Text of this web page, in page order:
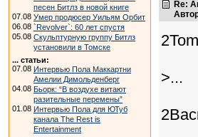
песен Битлз в новой книге
07.08 Умер продюсер Уильям Орбит
06.08 `Revolver`: 60 лет спустя
05.08 Скульптурную группу Битлз
установили в Томске
... статьи:
07.08 Интервью Пола Маккартни
Амелии Димольденберг
04.08 Бьорк: “В воздухе витают
разительные перемены”
01.08 Интервью Пола для ЮТуб
канала The Rest is
Entertainment
Re:
>...